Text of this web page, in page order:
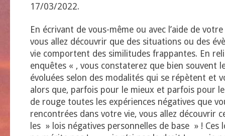
17/03/2022.
En écrivant de vous-même ou avec l’aide de
vous allez découvrir que des situations ou des
vie comportent des similitudes frappantes. En
enquêtes « , vous constaterez que bien souvent
évoluées selon des modalités qui se répètent et
alors que, parfois pour le mieux et parfois pour
de rouge toutes les expériences négatives que
rencontrées dans votre vie, vous allez découvrir
les » lois négatives personnelles de base » ! Ces